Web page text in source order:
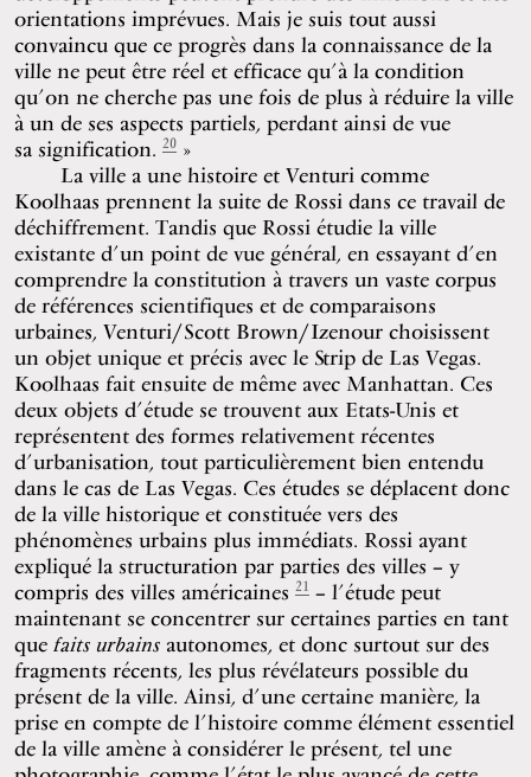
orientations imprévues. Mais je suis tout aussi
convaincu que ce progrès dans la connaissance de la
ville ne peut être réel et efficace qu’à la condition
qu’on ne cherche pas une fois de plus à réduire la ville
à un de ses aspects partiels, perdant ainsi de vue
sa signification. 20»
La ville a une histoire et Venturi comme
Koolhaas prennent la suite de Rossi dans ce travail de
déchiffrement. Tandis que Rossi étudie la ville
existante d’un point de vue général, en essayant d’en
comprendre la constitution à travers un vaste corpus
de références scientifiques et de comparaisons
urbaines, Venturi/Scott Brown/Izenour choisissent
un objet unique et précis avec le Strip de Las Vegas.
Koolhaas fait ensuite de même avec Manhattan. Ces
deux objets d’étude se trouvent aux Etats-Unis et
représentent des formes relativement récentes
d’urbanisation, tout particulièrement bien entendu
dans le cas de Las Vegas. Ces études se déplacent donc
de la ville historique et constituée vers des
phénomènes urbains plus immédiats. Rossi ayant
expliqué la structuration par parties des villes – y
compris des villes américaines 21– l’étude peut
maintenant se concentrer sur certaines parties en tant
que faits urbains autonomes, et donc surtout sur des
fragments récents, les plus révélateurs possible du
présent de la ville. Ainsi, d’une certaine manière, la
prise en compte de l’histoire comme élément essentiel
de la ville amène à considérer le présent, tel une